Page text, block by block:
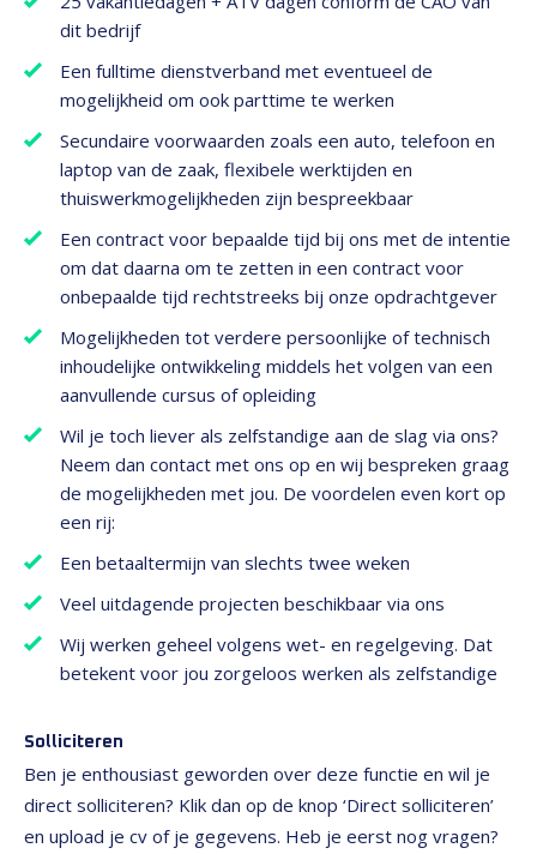
dit bedrijf
Een fulltime dienstverband met eventueel de
mogelijkheid om ook parttime te werken
Secundaire voorwaarden zoals een auto, telefoon en
laptop van de zaak, flexibele werktijden en
thuiswerkmogelijkheden zijn bespreekbaar
Een contract voor bepaalde tijd bij ons met de intentie
om dat daarna om te zetten in een contract voor
onbepaalde tijd rechtstreeks bij onze opdrachtgever
Mogelijkheden tot verdere persoonlijke of technisch
inhoudelijke ontwikkeling middels het volgen van een
aanvullende cursus of opleiding
Wil je toch liever als zelfstandige aan de slag via ons?
Neem dan contact met ons op en wij bespreken graag
de mogelijkheden met jou. De voordelen even kort op
een rij:
Een betaaltermijn van slechts twee weken
Veel uitdagende projecten beschikbaar via ons
Wij werken geheel volgens wet- en regelgeving. Dat
betekent voor jou zorgeloos werken als zelfstandige
Solliciteren
Ben je enthousiast geworden over deze functie en wil je
direct solliciteren? Klik dan op de knop ‘Direct solliciteren’
en upload je cv of je gegevens. Heb je eerst nog vragen?